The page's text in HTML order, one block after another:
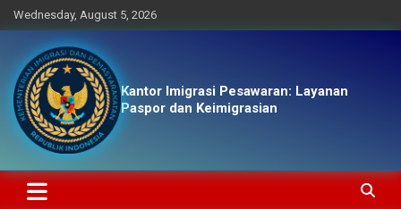
Skip
to
content
Wednesday, August 5, 2026
Kantor Imigrasi Pesawaran: Layanan
Paspor dan Keimigrasian